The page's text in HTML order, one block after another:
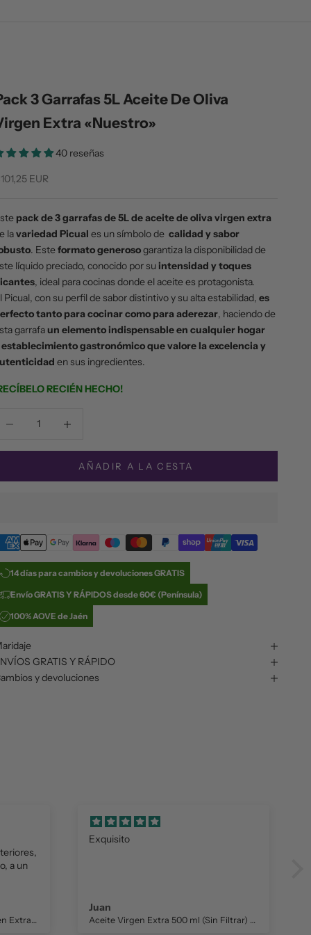
3 Garrafas 5L Aceite De Oliva
Extra «Nuestro»
40 reseñas
de oferta
EUR
pack de 3 garrafas de 5L de aceite de oliva virgen extra
lavariedad Picuales un símbolo decalidad y sabor
. Esteformato generosogarantiza la disponibilidad de
líquido preciado, conocido por su intensidad y toques
, ideal para cocinas donde el aceite es protagonista.
Picual, con su perfil de sabor distintivo y su alta estabilidad,es
tanto para cocinar como para aderezar, haciendo de
garrafa un elemento indispensable en cualquier hogar
establecimiento gastronómico que valore la excelencia y
en sus ingredientes.
RECIÉN HECHO!
AÑADIR A LA CESTA
14 días para cambios y devoluciones GRATIS
Envío GRATIS Y RÁPIDOS desde 60€ (Península)
100% AOVE de Jaén
GRATIS Y RÁPIDO
y devoluciones
a un
Garrafa 5L Aceite De Oliva Virgen Extra «Nuestro»
Exquisito
Juan
Aceite Virgen Extra 500 ml (Sin Filtrar) "Nuestro" – Primer día de cosecha